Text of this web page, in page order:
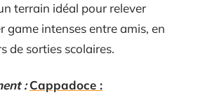
terrain idéal pour relever
game intenses entre amis, en
de sorties scolaires.
: Cappadoce :